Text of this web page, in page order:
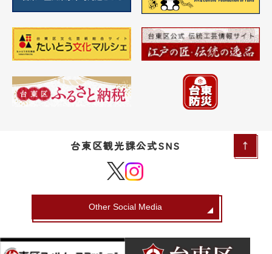
台東区観光課公式SNS
Other Social Media